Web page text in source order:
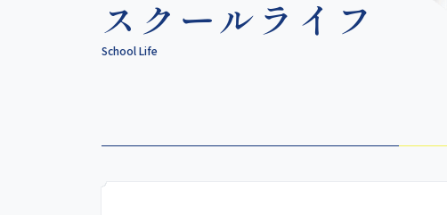
スクールライフ
School Life